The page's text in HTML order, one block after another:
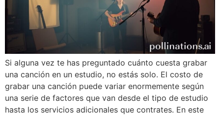
Si alguna vez te has preguntado cuánto cuesta grabar
una canción en un estudio, no estás solo. El costo de
grabar una canción puede variar enormemente según
una serie de factores que van desde el tipo de estudio
hasta los servicios adicionales que contrates. En este